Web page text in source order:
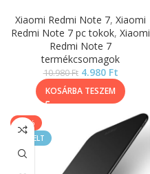
Xiaomi Redmi Note 7, Xiaomi
Redmi Note 7 pc tokok, Xiaomi
Redmi Note 7
termékcsomagok
10.980Ft 4.980 Ft
KOSÁRBA TESZEM
-50%
KIEMELT